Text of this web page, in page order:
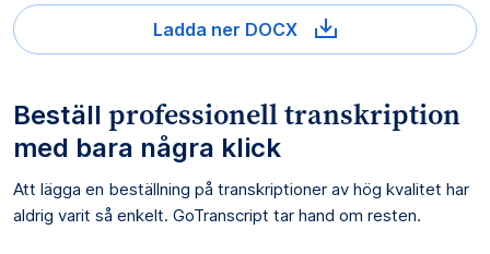
Ladda ner DOCX
Beställ professionell transkription
med bara några klick
Att lägga en beställning på transkriptioner av hög kvalitet har
aldrig varit så enkelt. GoTranscript tar hand om resten.